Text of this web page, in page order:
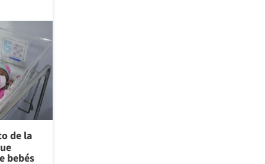
de la
bebés